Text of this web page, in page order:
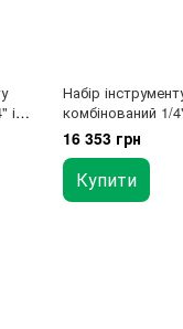
і
Набір
комбінований 1/
1/2" ключі 6-
130од. (12-гр.)
GCAI130T1
16 353 грн
Купити